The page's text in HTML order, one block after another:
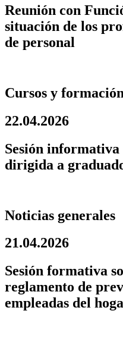
Reunión con
situación de los
de personal
Cursos y formación
22.04.2026
Sesión informativa
dirigida a
Noticias generales
21.04.2026
Sesión formativa
reglamento de
empleadas del